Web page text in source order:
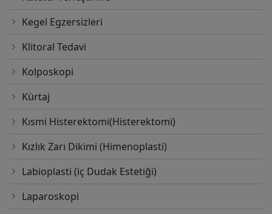
Kegel Egzersizleri
Klitoral Tedavi
Kolposkopi
Kürtaj
Kısmi Histerektomi(Histerektomi)
Kızlık Zarı Dikimi (Himenoplasti)
Labioplasti (iç Dudak Estetiği)
Laparoskopi